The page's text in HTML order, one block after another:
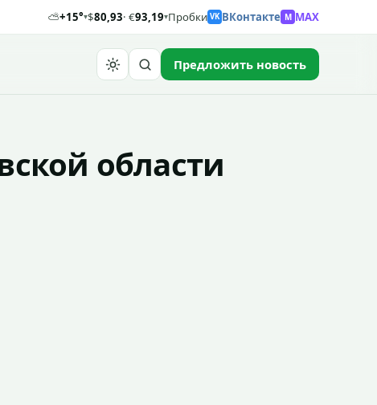
⛅+15°▾$80,93· €93,19▾Пробки VK ВКонтакте M MAX
Предложить новость
области